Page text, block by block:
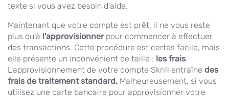
texte si vous avez besoin d'aide.
Maintenant que votre compte est prêt, il ne vous reste
plus qu'à l'approvisionner pour commencer à effectuer
des transactions. Cette procédure est certes facile, mais
elle présente un inconvénient de taille : les frais.
L'approvisionnement de votre compte Skrill entraîne des
frais de traitement standard. Malheureusement, si vous
utilisez une carte bancaire pour approvisionner votre